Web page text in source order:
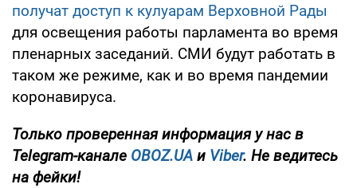
получат доступ к кулуарам Верховной Рады
для освещения работы парламента во время
пленарных заседаний. СМИ будут работать в
таком же режиме, как и во время пандемии
коронавируса.
Только проверенная информация у нас в
Telegram-канале OBOZ.UA и Viber. Не ведитесь
на фейки!